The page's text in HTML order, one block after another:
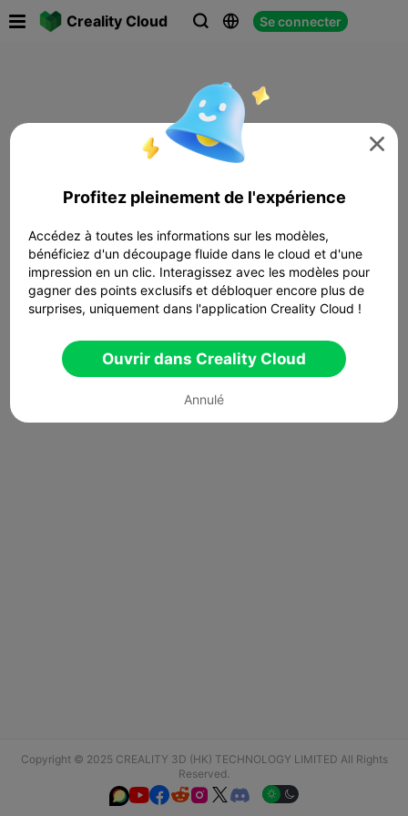
Creality Cloud   Se connecter
Copyright © 2025 CREALITY 3D (HK) TECHNOLOGY LIMITED All Rights
Reserved.
  

Profitez pleinement de l'expérience
Accédez à toutes les informations sur les modèles,
bénéficiez d'un découpage fluide dans le cloud et d'une
impression en un clic. Interagissez avec les modèles pour
gagner des points exclusifs et débloquer encore plus de
surprises, uniquement dans l'application Creality Cloud !
Ouvrir dans Creality Cloud
Annulé